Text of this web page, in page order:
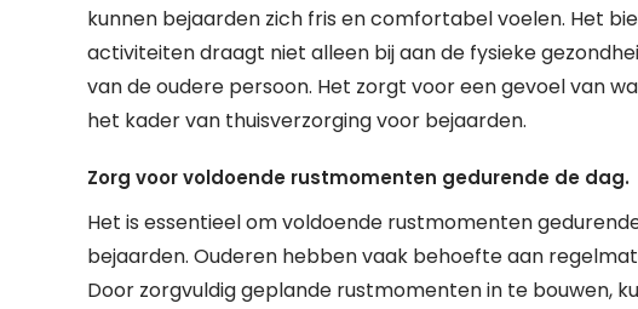
kunnen bejaarden zich fris en comfortabel voelen. Het
activiteiten draagt niet alleen bij aan de fysieke
van de oudere persoon. Het zorgt voor een gevoel van
het kader van thuisverzorging voor bejaarden.
Zorg voor voldoende rustmomenten gedurende de dag.
Het is essentieel om voldoende rustmomenten
bejaarden. Ouderen hebben vaak behoefte aan
Door zorgvuldig geplande rustmomenten in te bouwen,